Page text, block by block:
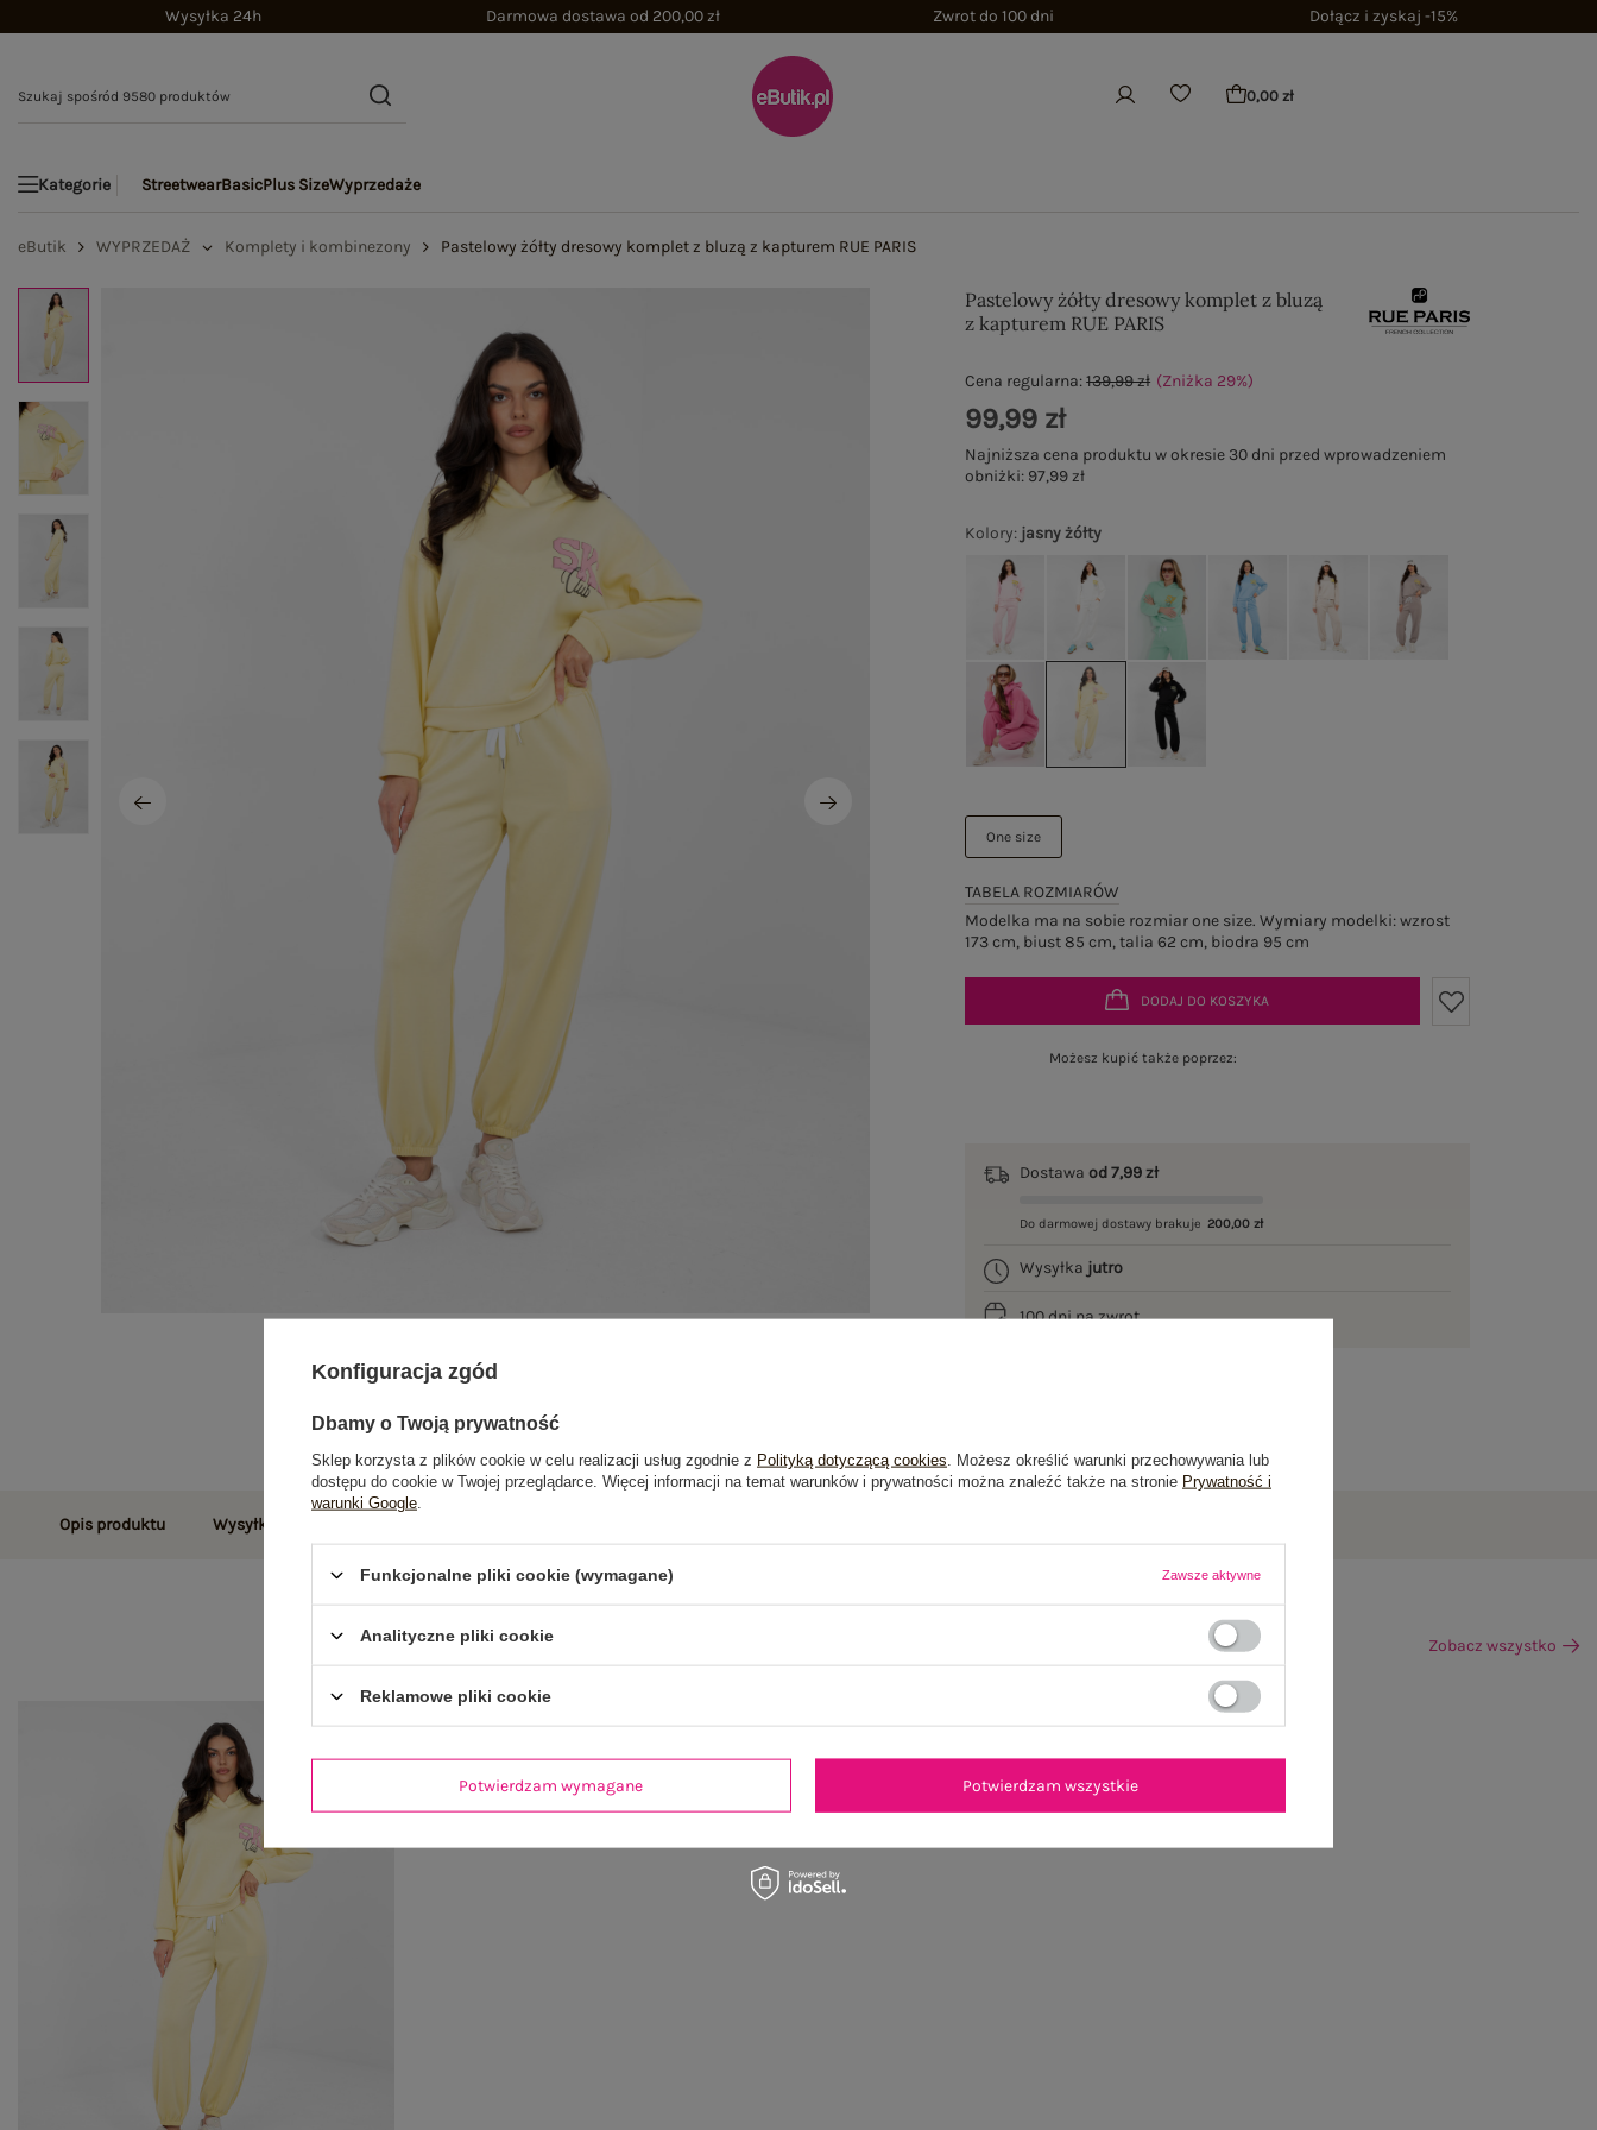
Wysyłka 24h Darmowa dostawa od 200,00 zł Zwrot do 100 dni Dołącz i zyskaj -15%
0,00 zł
Kategorie StreetwearBasicPlus SizeWyprzedaże
eButik WYPRZEDAŻ Komplety i kombinezony Pastelowy żółty dresowy komplet z bluzą z kapturem RUE PARIS
Pastelowy żółty dresowy komplet z bluzą
z kapturem RUE PARIS
Kolory: jasny żółty
One size
TABELA ROZMIARÓW
Modelka ma na sobie rozmiar one size. Wymiary modelki: wzrost
173 cm, biust 85 cm, talia 62 cm, biodra 95 cm
Cena regularna:139,99 zł (Zniżka 29%)
99,99 zł
Najniższa cena produktu w okresie 30 dni przed wprowadzeniem
obniżki: 97,99 zł
DODAJ DO KOSZYKA
Możesz kupić także poprzez:
Dostawaod 7,99 zł
Do darmowej dostawy brakuje 200,00 zł
Wysyłka jutro
100 dni na zwrot
Opis produktu Wysyłka i dostawa
Zobacz wszystko
Konfiguracja zgód
Dbamy o Twoją prywatność
Sklep korzysta z plików cookie w celu realizacji usług zgodnie z Polityką dotyczącą cookies . Możesz określić warunki przechowywania lub
dostępu do cookie w Twojej przeglądarce. Więcej informacji na temat warunków i prywatności można znaleźć także na stronie Prywatność i
warunki Google
Funkcjonalne pliki cookie (wymagane) Zawsze aktywne
Analityczne pliki cookie
Reklamowe pliki cookie
Potwierdzam wymagane Potwierdzam wszystkie